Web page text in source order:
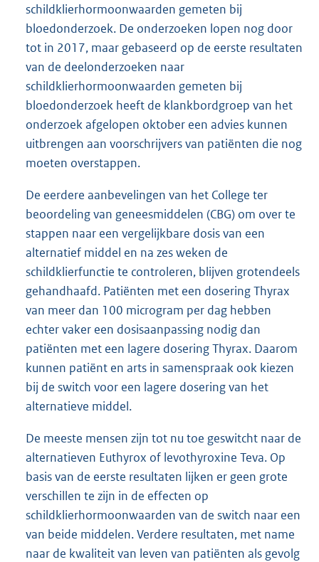
schildklierhormoonwaarden gemeten bij
bloedonderzoek. De onderzoeken lopen nog door
tot in 2017, maar gebaseerd op de eerste resultaten
van de deelonderzoeken naar
schildklierhormoonwaarden gemeten bij
bloedonderzoek heeft de klankbordgroep van het
onderzoek afgelopen oktober een advies kunnen
uitbrengen aan voorschrijvers van patiënten die nog
moeten overstappen.
De eerdere aanbevelingen van het College ter
beoordeling van geneesmiddelen (CBG) om over te
stappen naar een vergelijkbare dosis van een
alternatief middel en na zes weken de
schildklierfunctie te controleren, blijven grotendeels
gehandhaafd. Patiënten met een dosering Thyrax
van meer dan 100 microgram per dag hebben
echter vaker een dosisaanpassing nodig dan
patiënten met een lagere dosering Thyrax. Daarom
kunnen patiënt en arts in samenspraak ook kiezen
bij de switch voor een lagere dosering van het
alternatieve middel.
De meeste mensen zijn tot nu toe geswitcht naar de
alternatieven Euthyrox of levothyroxine Teva. Op
basis van de eerste resultaten lijken er geen grote
verschillen te zijn in de effecten op
schildklierhormoonwaarden van de switch naar een
van beide middelen. Verdere resultaten, met name
naar de kwaliteit van leven van patiënten als gevolg